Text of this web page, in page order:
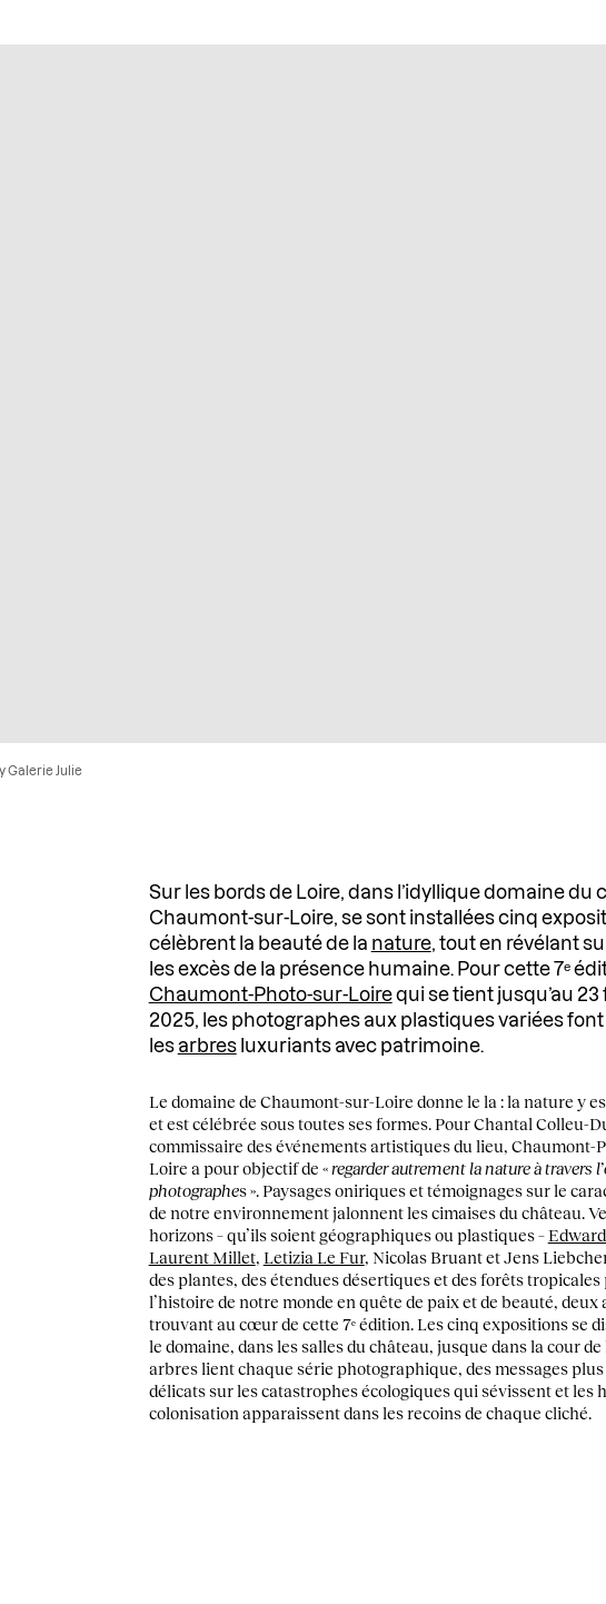
Galerie Julie
Sur les bords de Loire, dans l’idyllique domaine du
Chaumont-sur-Loire, se sont installées cinq
célèbrent la beauté de la nature, tout en révélant
les excès de la présence humaine. Pour cette 7ᵉ
Chaumont-Photo-sur-Loirequi se tient jusqu’au 23
2025, les photographes aux plastiques variées
lesarbresluxuriants avec patrimoine.
Le domaine de Chaumont-sur-Loire donne le la : la nature y
et est célébrée sous toutes ses formes. Pour Chantal Colleu-
commissaire des événements artistiques du lieu, Chaumont-
Loire a pour objectif de «regarder autrement la nature à travers
photographes ». Paysages oniriques et témoignages sur le
de notre environnement jalonnent les cimaises du château.
horizons – qu’ils soient géographiques ou plastiques –
Laurent Millet, Letizia Le Fur, Nicolas Bruant et Jens
des plantes, des étendues désertiques et des forêts
l’histoire de notre monde en quête de paix et de beauté, deux
trouvant au cœur de cette 7ᵉ édition. Les cinq expositions se
le domaine, dans les salles du château, jusque dans la cour de
arbres lient chaque série photographique, des messages
délicats sur les catastrophes écologiques qui sévissent et les
colonisation apparaissent dans les recoins de chaque cliché.